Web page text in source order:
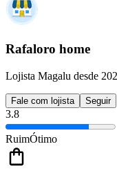
Rafaloro home
Lojista Magalu desde
Fale com lojista Seguir
3.8
RuimÓtimo